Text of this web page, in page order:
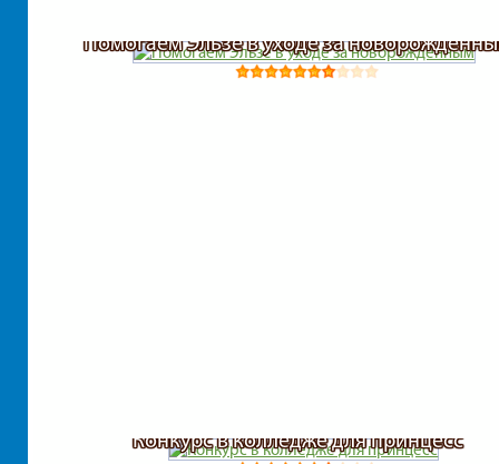
Помогаем Эльзе в уходе за
Конкурс в колледже для принцесс